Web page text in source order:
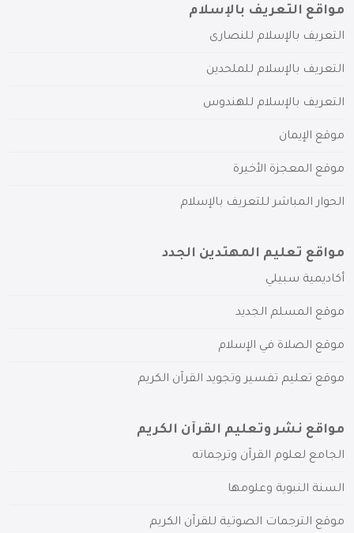
مواقع التعريف بالإسلام
التعريف بالإسلام للنصارى
التعريف بالإسلام للملحدين
التعريف بالإسلام للهندوس
موقع الإيمان
موقع المعجزة الأخيرة
الحوار المباشر للتعريف بالإسلام
مواقع تعليم المهتدين الجدد
أكاديمية سبيلي
موقع المسلم الجديد
موقع الصلاة في الإسلام
موقع تعليم تفسير وتجويد القرآن الكريم
مواقع نشر وتعليم القرآن الكريم
الجامع لعلوم القرآن وترجماته
السنة النبوية وعلومها
موقع الترجمات الصوتية للقرآن الكريم